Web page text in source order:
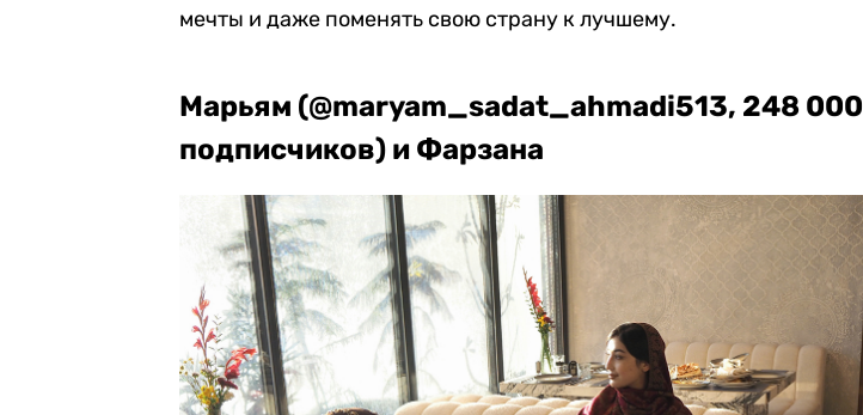
мечты и даже поменять свою страну к лучшему.
Марьям (@maryam_sadat_ahmadi513, 248 000
подписчиков) и Фарзана